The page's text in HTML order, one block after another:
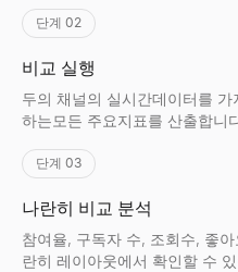
단계 02
비교 실행
두의 채널의 실시간데이터를
하는모든 주요지표를 산출합니
단계 03
나란히 비교 분석
참여율, 구독자 수, 조회수, 좋
란히 레이아웃에서 확인할 수